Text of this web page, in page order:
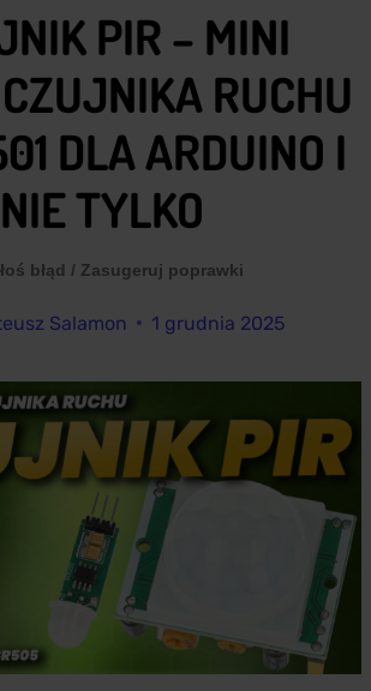
PIR – MINI
RUCHU
DLA ARDUINO I
NIE TYLKO
błąd / Zasugeruj poprawki
Salamon 1 grudnia 2025